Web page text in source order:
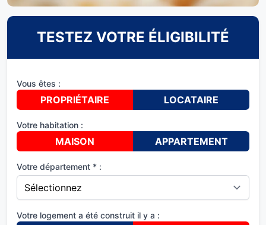
TESTEZ VOTRE ÉLIGIBILITÉ
Vous êtes :
PROPRIÉTAIRE LOCATAIRE
Votre habitation :
MAISON APPARTEMENT
Votre département * :
Votre logement a été construit il y a :